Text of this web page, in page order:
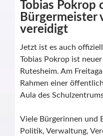
Tobias Pokrop
Bürgermeister
vereidigt
Jetzt ist es auch
Tobias Pokrop ist
Rutesheim. Am
Rahmen einer
Aula des
Viele Bürgerinnen und
Politik, Verwaltung,